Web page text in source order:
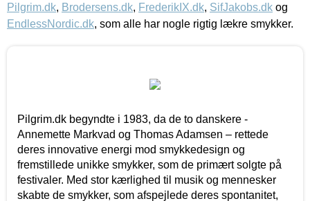
Pilgrim.dk, Brodersens.dk, FrederikIX.dk, SifJakobs.dk og
EndlessNordic.dk, som alle har nogle rigtig lækre smykker.
Pilgrim.dk begyndte i 1983, da de to danskere -
Annemette Markvad og Thomas Adamsen – rettede
deres innovative energi mod smykkedesign og
fremstillede unikke smykker, som de primært solgte på
festivaler. Med stor kærlighed til musik og mennesker
skabte de smykker, som afspejlede deres spontanitet,